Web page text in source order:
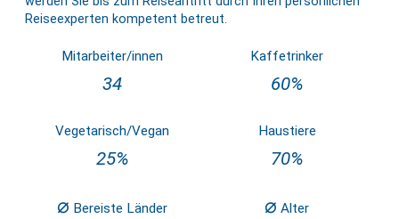
Reiseexperten kompetent betreut.
Mitarbeiter/innen
34
Kaffetrinker
60%
Vegetarisch/Vegan
25%
Haustiere
70%
⌀ Bereiste Länder ⌀ Alter